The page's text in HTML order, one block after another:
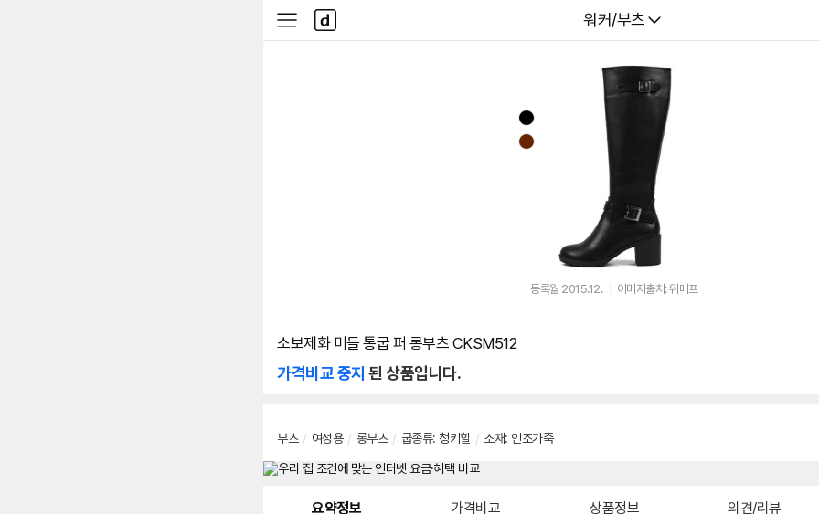
다나와
워커/부츠
사
이
다
나
와
등록월 2015.12. 이미지출처: 위메프
소보제화 미들 통굽 퍼 롱부츠 CKSM512
가격비교 중지 된 상품입니다.
부츠 / 여성용 / 롱부츠 / 굽종류: 청키힐 / 소재: 인조가죽
요약정보 가격비교 상품정보 의견/리뷰